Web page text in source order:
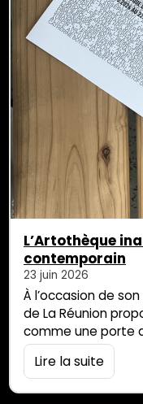
L’Artothèque
contemporain
23 juin 2026
À l’occasion de
de La Réunion
comme une porte
Car si cette
est souvent
Lire la suite